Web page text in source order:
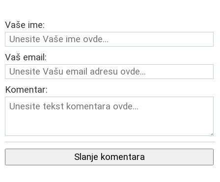
Vaše ime:
Vaš email:
Komentar:
Slanje komentara